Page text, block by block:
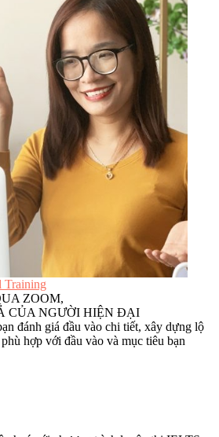
Training
ZOOM,
CỦA NGƯỜI HIỆN ĐẠI
đánh giá đầu vào chi tiết, xây dựng lộ
hợp với đầu vào và mục tiêu bạn